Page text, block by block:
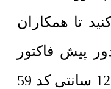
تا همکاران
پیش فاکتور
فروش ترمووال 12 سانتی کد 59